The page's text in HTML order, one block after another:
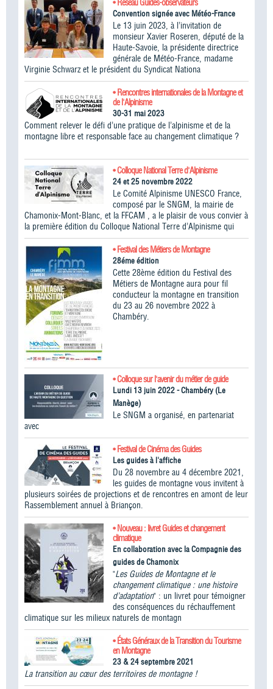
Convention signée avec Météo-France
Le 13 juin 2023, à l’invitation de
monsieur Xavier Roseren, député de la
Haute-Savoie, la présidente directrice
générale de Météo-France, madame
Virginie Schwarz et le président du Syndicat Nationa
• Rencontres internationales de la Montagne et
de l'Alpinisme
30-31 mai 2023
Comment relever le défi d’une pratique de l’alpinisme et de la
montagne libre et responsable face au changement climatique ?
• Colloque National Terre d'Alpinisme
24 et 25 novembre 2022
Le Comité Alpinisme UNESCO France,
composé par le SNGM, la mairie de
Chamonix-Mont-Blanc, et la FFCAM , a le plaisir de vous convier à
la première édition du Colloque National Terre d’Alpinisme qui
• Festival des Métiers de Montagne
28éme édition
Cette 28ème édition du Festival des
Métiers de Montagne aura pour fil
conducteur la montagne en transition
du 23 au 26 novembre 2022 à
Chambéry.
• Colloque sur l'avenir du métier de guide
Lundi 13 juin 2022 - Chambéry (Le
Manège)
Le SNGM a organisé, en partenariat
avec
• Festival de Cinéma des Guides
Les guides à l'affiche
Du 28 novembre au 4 décembre 2021,
les guides de montagne vous invitent à
plusieurs soirées de projections et de rencontres en amont de leur
Rassemblement annuel à Briançon.
• Nouveau : livret Guides et changement
climatique
En collaboration avec la Compagnie des
guides de Chamonix
"Les Guides de Montagne et le
changement climatique : une histoire
d’adaptation" : un livret pour témoigner
des conséquences du réchauffement
climatique sur les milieux naturels de montagn
• États Généraux de la Transition du Tourisme
en Montagne
23 & 24 septembre 2021
La transition au cœur des territoires de montagne !